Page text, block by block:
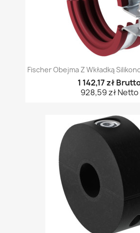
Fischer Obejma Z Wkładką
1 142,17 zł
928,59 zł Netto